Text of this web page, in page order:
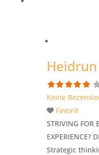
Keine
Favorit
STRIVING FOR
EXPERIENCE?
Strategic